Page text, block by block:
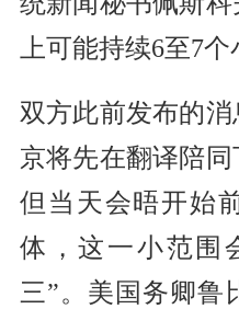
上可能持续6至7个
双方此前发布的
京将先在翻译陪同
但当天会晤开始
体，这一小范围
三”。美国务卿鲁